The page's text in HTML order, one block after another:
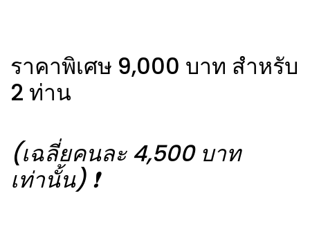
ราคาพิเศษ 9,000 บาท สำหรับ
2 ท่าน
(เฉลี่ยคนละ 4,500 บาท
เท่านั้น) ❗️